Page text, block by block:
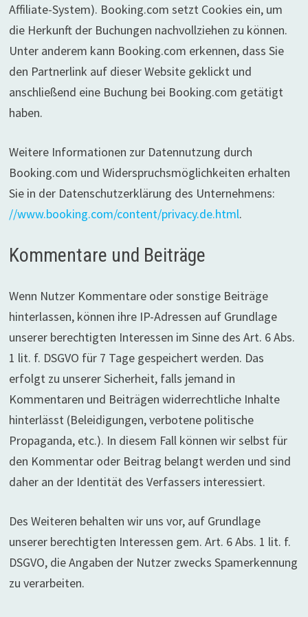
Affiliate-System). Booking.com setzt Cookies ein, um
die Herkunft der Buchungen nachvollziehen zu können.
Unter anderem kann Booking.com erkennen, dass Sie
den Partnerlink auf dieser Website geklickt und
anschließend eine Buchung bei Booking.com getätigt
haben.
Weitere Informationen zur Datennutzung durch
Booking.com und Widerspruchsmöglichkeiten erhalten
Sie in der Datenschutzerklärung des Unternehmens:
//www.booking.com/content/privacy.de.html.
Kommentare und Beiträge
Wenn Nutzer Kommentare oder sonstige Beiträge
hinterlassen, können ihre IP-Adressen auf Grundlage
unserer berechtigten Interessen im Sinne des Art. 6 Abs.
1 lit. f. DSGVO für 7 Tage gespeichert werden. Das
erfolgt zu unserer Sicherheit, falls jemand in
Kommentaren und Beiträgen widerrechtliche Inhalte
hinterlässt (Beleidigungen, verbotene politische
Propaganda, etc.). In diesem Fall können wir selbst für
den Kommentar oder Beitrag belangt werden und sind
daher an der Identität des Verfassers interessiert.
Des Weiteren behalten wir uns vor, auf Grundlage
unserer berechtigten Interessen gem. Art. 6 Abs. 1 lit. f.
DSGVO, die Angaben der Nutzer zwecks Spamerkennung
zu verarbeiten.